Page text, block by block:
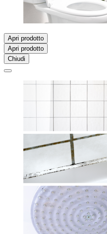
Apri prodotto
Apri prodotto
Chiudi